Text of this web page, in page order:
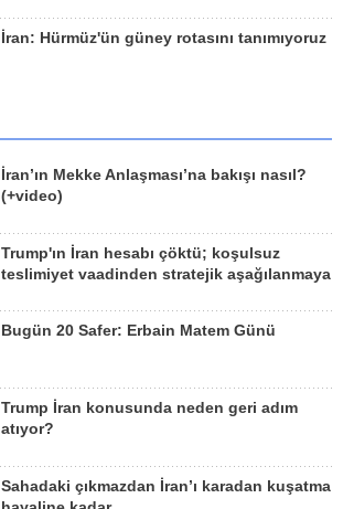
İran: Hürmüz'ün güney rotasını tanımıyoruz
İran’ın Mekke Anlaşması’na bakışı nasıl?
(+video)
Trump'ın İran hesabı çöktü; koşulsuz
teslimiyet vaadinden stratejik aşağılanmaya
Bugün 20 Safer: Erbain Matem Günü
Trump İran konusunda neden geri adım
atıyor?
Sahadaki çıkmazdan İran’ı karadan kuşatma